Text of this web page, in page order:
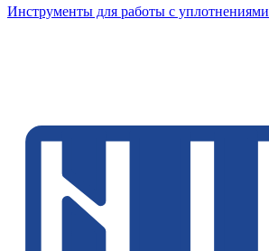
Инструменты для работы с уплотнениями